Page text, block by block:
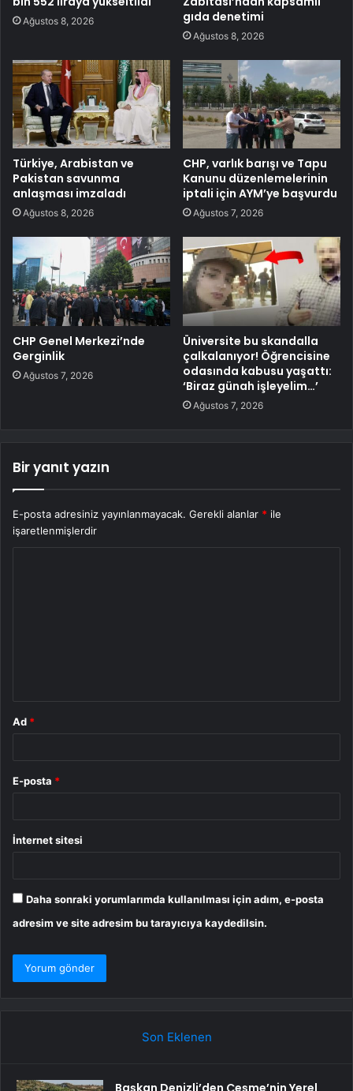
Ağustos 8, 2026
gıda denetimi
Ağustos 8, 2026
Türkiye, Arabistan ve
Pakistan savunma
anlaşması imzaladı
Ağustos 8, 2026
CHP, varlık barışı ve Tapu
Kanunu düzenlemelerinin
iptali için AYM’ye başvurdu
Ağustos 7, 2026
CHP Genel Merkezi’nde
Gerginlik
Ağustos 7, 2026
Üniversite bu skandalla
çalkalanıyor! Öğrencisine
odasında kabusu yaşattı:
‘Biraz günah işleyelim…’
Ağustos 7, 2026
Bir yanıt yazın
E-posta adresiniz yayınlanmayacak. Gerekli alanlar * ile
işaretlenmişlerdir
Ad *
E-posta *
İnternet sitesi
Daha sonraki yorumlarımda kullanılması için adım, e-posta
adresim ve site adresim bu tarayıcıya kaydedilsin.
Son Eklenen